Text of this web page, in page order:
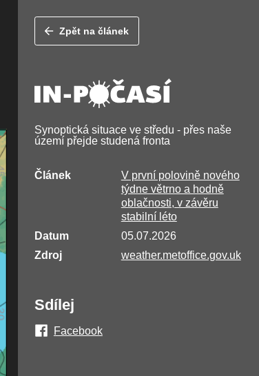
Zpět na článek
Synoptická situace ve středu - přes naše
území přejde studená fronta
Článek
V první polovině nového
týdne větrno a hodně
oblačnosti, v závěru
stabilní léto
Datum
05.07.2026
Zdroj
weather.metoffice.gov.uk
Sdílej
Facebook